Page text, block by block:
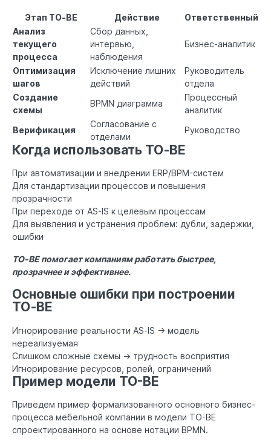
Этап TO‑BE Действие
Ответственный
Анализ
текущего
процесса
Сбор данных,
интервью,
наблюдения
Бизнес-аналитик
Оптимизация
шагов
Исключение лишних
действий
Руководитель
отдела
Создание
схемы
BPMN диаграмма
Процессный
аналитик
Верификация
Согласование с
отделами
Руководство
Когда использовать TO‑BE
При автоматизации и внедрении ERP/BPM-систем
Для стандартизации процессов и повышения
прозрачности
При переходе от AS‑IS к целевым процессам
Для выявления и устранения проблем: дубли, задержки,
ошибки
TO‑BE помогает компаниям работать быстрее,
прозрачнее и эффективнее.
Основные ошибки при построении
TO‑BE
Игнорирование реальности AS‑IS → модель
нереализуемая
Слишком сложные схемы → трудность восприятия
Игнорирование ресурсов, ролей, ограничений
Пример модели TO-BE
Приведем пример формализованного основного бизнес-
процесса мебельной компании в модели TO-BE
спроектированного на основе нотации BPMN.